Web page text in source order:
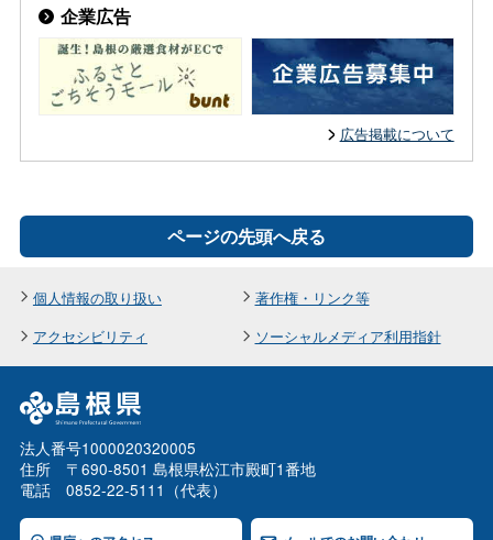
企業広告
広告掲載について
ページの先頭へ戻る
個人情報の取り扱い
著作権・リンク等
アクセシビリティ
ソーシャルメディア利用指針
法人番号1000020320005
住所 〒690-8501 島根県松江市殿町1番地
電話 0852-22-5111（代表）